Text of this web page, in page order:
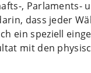
, Parlaments-
dass jeder
ein speziell
mit den